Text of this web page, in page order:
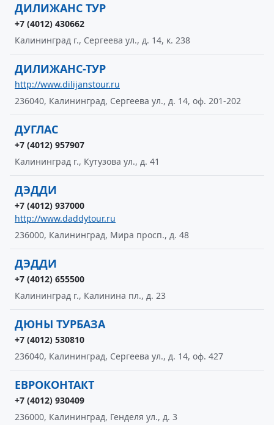
ДИЛИЖАНС ТУР
+7 (4012) 430662
Калининград г., Сергеева ул., д. 14, к. 238
ДИЛИЖАНС-ТУР
http://www.dilijanstour.ru
236040, Калининград, Сергеева ул., д. 14, оф. 201-202
ДУГЛАС
+7 (4012) 957907
Калининград г., Кутузова ул., д. 41
ДЭДДИ
+7 (4012) 937000
http://www.daddytour.ru
236000, Калининград, Мира просп., д. 48
ДЭДДИ
+7 (4012) 655500
Калининград г., Калинина пл., д. 23
ДЮНЫ ТУРБАЗА
+7 (4012) 530810
236040, Калининград, Сергеева ул., д. 14, оф. 427
ЕВРОКОНТАКТ
+7 (4012) 930409
236000, Калининград, Генделя ул., д. 3